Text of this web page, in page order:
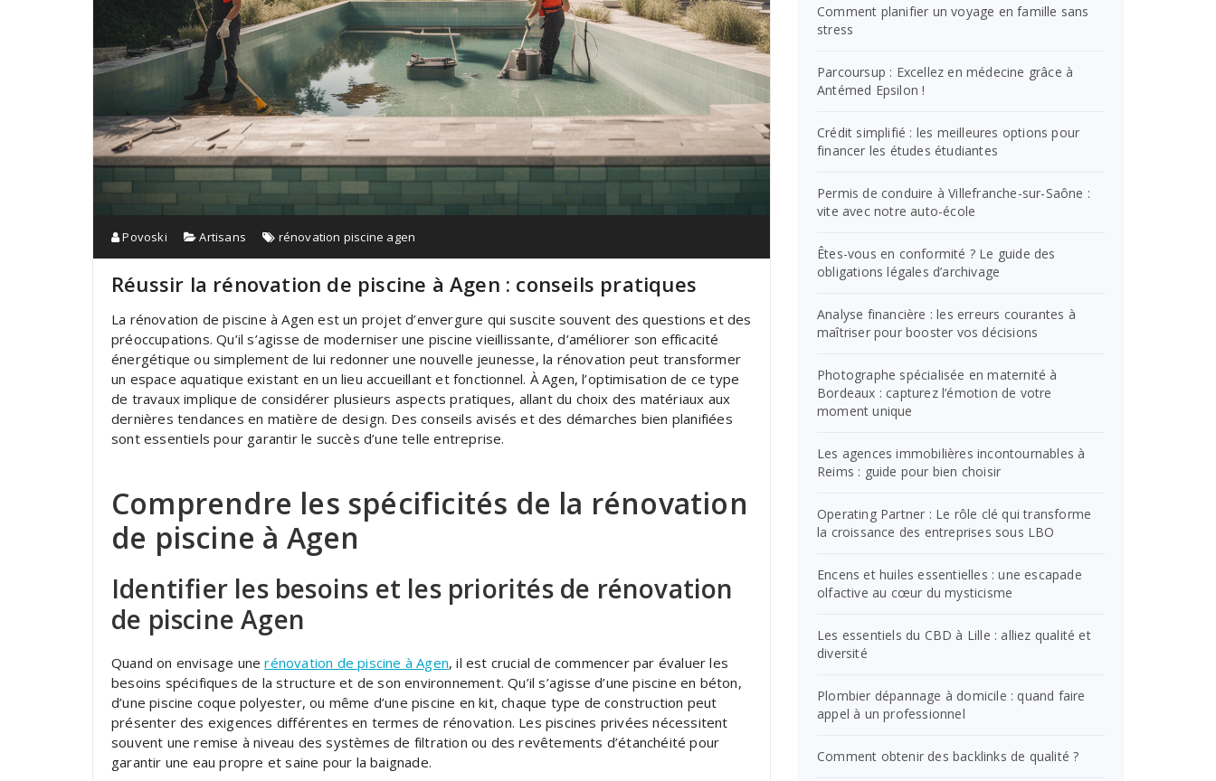
Povoski Artisans rénovation piscine agen
Réussir la rénovation de piscine à Agen : conseils pratiques
La rénovation de piscine à Agen est un projet d’envergure qui suscite souvent des questions et des
préoccupations. Qu’il s’agisse de moderniser une piscine vieillissante, d’améliorer son efficacité
énergétique ou simplement de lui redonner une nouvelle jeunesse, la rénovation peut transformer
un espace aquatique existant en un lieu accueillant et fonctionnel. À Agen, l’optimisation de ce type
de travaux implique de considérer plusieurs aspects pratiques, allant du choix des matériaux aux
dernières tendances en matière de design. Des conseils avisés et des démarches bien planifiées
sont essentiels pour garantir le succès d’une telle entreprise.
Comprendre les spécificités de la rénovation
de piscine à Agen
Identifier les besoins et les priorités de rénovation
de piscine Agen
Quand on envisage unerénovation de piscine à Agen, il est crucial de commencer par évaluer les
besoins spécifiques de la structure et de son environnement. Qu’il s’agisse d’une piscine en béton,
d’une piscine coque polyester, ou même d’une piscine en kit, chaque type de construction peut
présenter des exigences différentes en termes de rénovation. Les piscines privées nécessitent
souvent une remise à niveau des systèmes de filtration ou des revêtements d’étanchéité pour
garantir une eau propre et saine pour la baignade.
Comment planifier un voyage en famille sans
stress
Parcoursup : Excellez en médecine grâce à
Antémed Epsilon !
Crédit simplifié : les meilleures options pour
financer les études étudiantes
Permis de conduire à Villefranche-sur-Saône :
vite avec notre auto-école
Êtes-vous en conformité ? Le guide des
obligations légales d’archivage
Analyse financière : les erreurs courantes à
maîtriser pour booster vos décisions
Photographe spécialisée en maternité à
Bordeaux : capturez l’émotion de votre
moment unique
Les agences immobilières incontournables à
Reims : guide pour bien choisir
Operating Partner : Le rôle clé qui transforme
la croissance des entreprises sous LBO
Encens et huiles essentielles : une escapade
olfactive au cœur du mysticisme
Les essentiels du CBD à Lille : alliez qualité et
diversité
Plombier dépannage à domicile : quand faire
appel à un professionnel
Comment obtenir des backlinks de qualité ?